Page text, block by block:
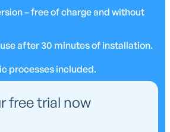
– free of charge and without
after 30 minutes of installation.
processes included.
free trial now